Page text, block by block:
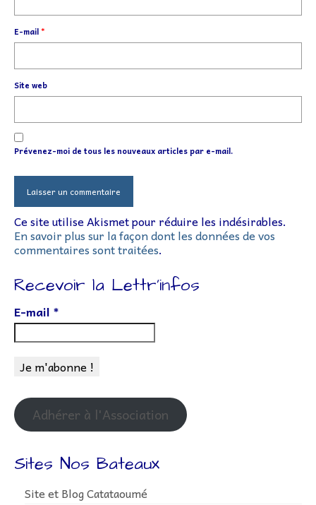
E-mail*
Site web
Prévenez-moi de tous les nouveaux articles par e-mail.
Ce site utilise Akismet pour réduire les indésirables.
En savoir plus sur la façon dont les données de vos
commentaires sont traitées.
Recevoir la Lettr’infos
E-mail *
Adhérer à l'Association
Sites Nos Bateaux
Site et Blog Catataoumé